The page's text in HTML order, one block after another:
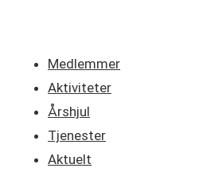
Medlemmer
Aktiviteter
Årshjul
Tjenester
Aktuelt